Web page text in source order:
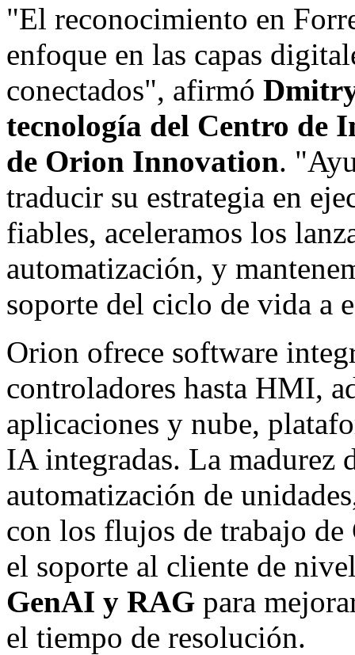
"El reconocimiento en
enfoque en las capas
conectados", afirmó
tecnología del Centro de
de Orion Innovation.
traducir su estrategia en
fiables, aceleramos los
automatización, y
soporte del ciclo de vida a
Orion ofrece software
controladores hasta HMI,
aplicaciones y nube,
IA integradas. La madurez
automatización de
con los flujos de trabajo
el soporte al cliente de
GenAI y RAG para
el tiempo de resolución.